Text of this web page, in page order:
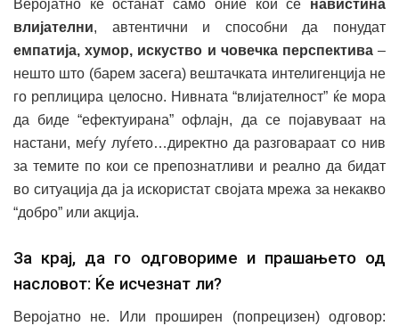
Веројатно ќе останат само оние кои се навистина
влијателни, автентични и способни да понудат
емпатија, хумор, искуство и човечка перспектива–
нешто што (барем засега) вештачката интелигенција не
го реплицира целосно. Нивната “влијателност” ќе мора
да биде “ефектуирана” офлајн, да се појавуваат на
настани, меѓу луѓето…директно да разговараат со нив
за темите по кои се препознатливи и реално да бидат
во ситуација да ја искористат својата мрежа за некакво
“добро” или акција.
За крај, да го одговориме и прашањето од
насловот: Ќе исчезнат ли?
Веројатно не. Или проширен (попрецизен) одговор: